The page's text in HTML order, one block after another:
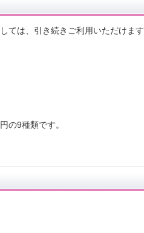
ては、引き続きご利用いただけます
の9種類です。